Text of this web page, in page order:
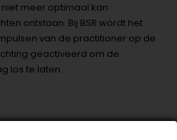
meer optimaal kan
ontstaan. Bij BSR wordt het
van de practitioner op de
geactiveerd om de
los te laten.